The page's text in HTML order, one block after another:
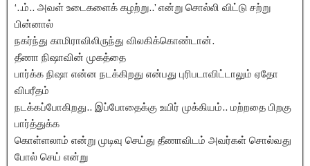
‘..ம்.. அவள் உடைகளைக் கழற்று..’ என்று சொல்லி விட்டு சற்று
பின்னால்
நகர்ந்து காமிராவிலிருந்து விலகிக்கொண்டான்.
தீணா நிஷாவின் முகத்தை
பார்க்க நிஷா என்ன நடக்கிறது என்பது புரிபடாவிட்டாலும் ஏதோ
விபரீதம்
நடக்கப்போகிறது.. இப்போதைக்கு உயிர் முக்கியம்.. மற்றதை பிறகு
பார்த்துக்க
கொள்ளலாம் என்று முடிவு செய்து தீணாவிடம் அவர்கள் சொல்வது
போல் செய் என்று